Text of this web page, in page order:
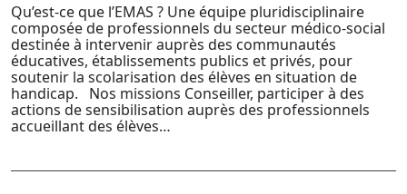
Qu’est-ce que l’EMAS ? Une équipe pluridisciplinaire
composée de professionnels du secteur médico-social
destinée à intervenir auprès des communautés
éducatives, établissements publics et privés, pour
soutenir la scolarisation des élèves en situation de
handicap. Nos missions Conseiller, participer à des
actions de sensibilisation auprès des professionnels
accueillant des élèves…